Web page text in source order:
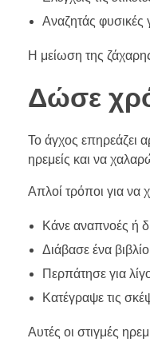
Αναζητάς φυσικές
Η μείωση της
Δώσε
Το άγχος επηρεάζει
ηρεμείς και να
Απλοί τρόποι για να
Κάνε αναπνοές ή
Διάβασε ένα
Περπάτησε για
Κατέγραψε τις
Αυτές οι στιγμές